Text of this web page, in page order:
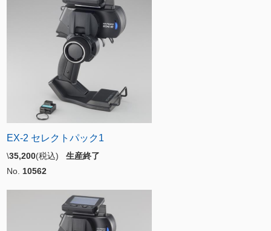
EX-2 セレクトパック1
\35,200(税込) 生産終了
No. 10562